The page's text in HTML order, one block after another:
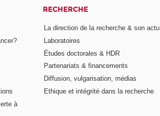
à
RECHERCHE
La direction de la recherche & son actu
Laboratoires
Études doctorales & HDR
Partenariats & financements
Diffusion, vulgarisation, médias
Ethique et intégrité dans la recherche